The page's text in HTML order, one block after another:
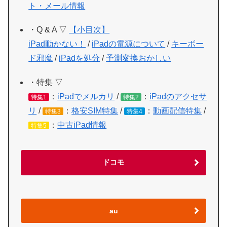
ト・メール情報
・Q & A ▽
【小目次】
iPad動かない！
/ iPadの電源について / キーボー
ド邪魔 / iPadを処分 /予測変換おかしい
・特集 ▽
特集1 ： iPadでメルカリ / 特集2 ： iPadのアクセサ
リ / 特集3 ：格安SIM特集 / 特集4 ：動画配信特集 /
特集5 ：中古iPad情報
ドコモ
au